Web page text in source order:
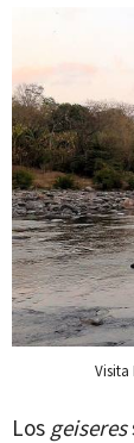
Visita
Los geiseres